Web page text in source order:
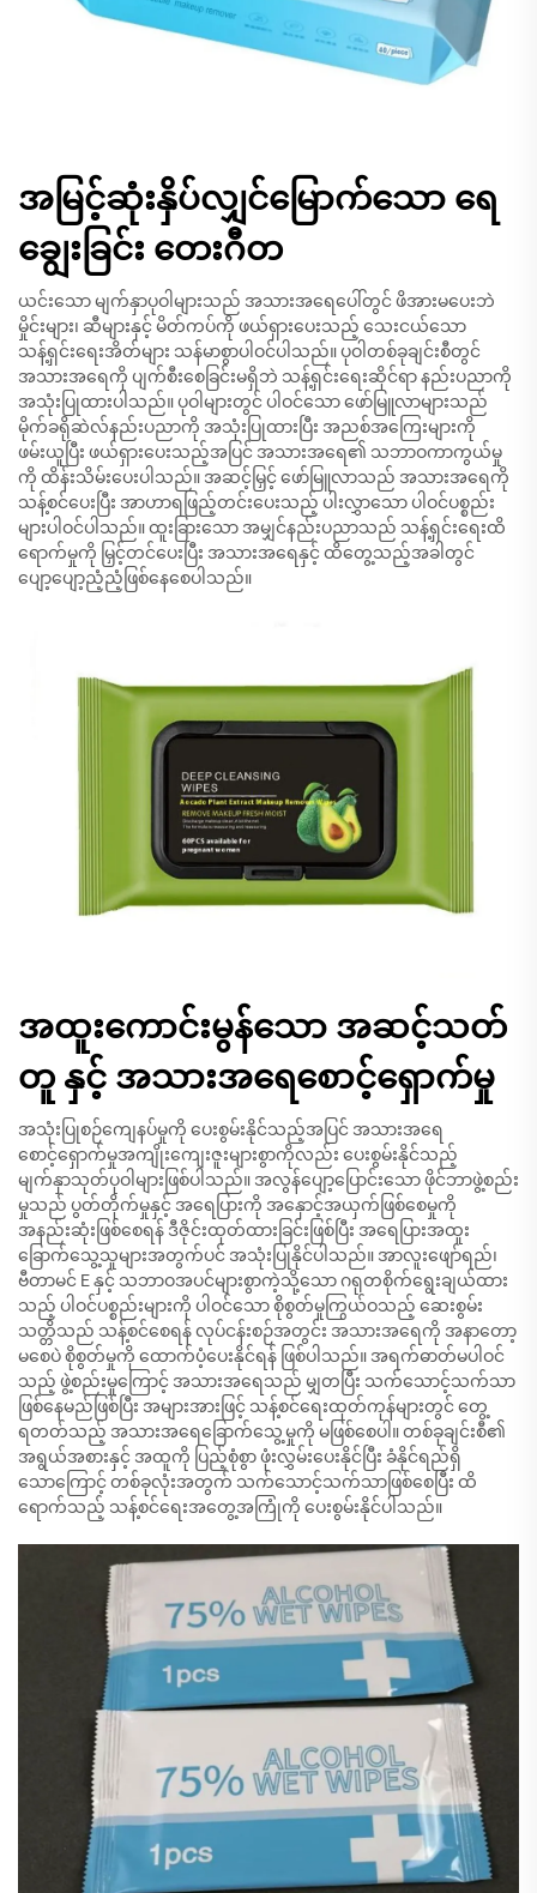
အမြင့်ဆုံးနှိပ်လျှင်မြောက်သော ရေ
ချွေးခြင်း တေးဂီတ
ယင်းသော မျက်နှာပုဝါများသည် အသားအရေပေါ်တွင် ဖိအားမပေးဘဲ
မှိုင်းများ၊ ဆီများနှင့် မိတ်ကပ်ကို ဖယ်ရှားပေးသည့် သေးငယ်သော
သန့်ရှင်းရေးအိတ်များ သန်မာစွာပါဝင်ပါသည်။ ပုဝါတစ်ခုချင်းစီတွင်
အသားအရေကို ပျက်စီးစေခြင်းမရှိဘဲ သန့်ရှင်းရေးဆိုင်ရာ နည်းပညာကို
အသုံးပြုထားပါသည်။ ပုဝါများတွင် ပါဝင်သော ဖော်မြူလာများသည်
မိုက်ခရိုဆဲလ်နည်းပညာကို အသုံးပြုထားပြီး အညစ်အကြေးများကို
ဖမ်းယူပြီး ဖယ်ရှားပေးသည့်အပြင် အသားအရေ၏ သဘာဝကာကွယ်မှု
ကို ထိန်းသိမ်းပေးပါသည်။ အဆင့်မြှင့် ဖော်မြူလာသည် အသားအရေကို
သန့်စင်ပေးပြီး အာဟာရဖြည့်တင်းပေးသည့် ပါးလွှာသော ပါဝင်ပစ္စည်း
များပါဝင်ပါသည်။ ထူးခြားသော အမျှင်နည်းပညာသည် သန့်ရှင်းရေးထိ
ရောက်မှုကို မြှင့်တင်ပေးပြီး အသားအရေနှင့် ထိတွေ့သည့်အခါတွင်
ပျော့ပျော့ညံ့ညံ့ဖြစ်နေစေပါသည်။
အထူးကောင်းမွန်သော အဆင့်သတ်
တူ နှင့် အသားအရေစောင့်ရှောက်မှု
အသုံးပြုစဉ်ကျေနပ်မှုကို ပေးစွမ်းနိုင်သည့်အပြင် အသားအရေ
စောင့်ရှောက်မှုအကျိုးကျေးဇူးများစွာကိုလည်း ပေးစွမ်းနိုင်သည့်
မျက်နှာသုတ်ပုဝါများဖြစ်ပါသည်။ အလွန်ပျော့ပြောင်းသော ဖိုင်ဘာဖွဲ့စည်း
မှုသည် ပွတ်တိုက်မှုနှင့် အရေပြားကို အနှောင့်အယှက်ဖြစ်စေမှုကို
အနည်းဆုံးဖြစ်စေရန် ဒီဇိုင်းထုတ်ထားခြင်းဖြစ်ပြီး အရေပြားအထူး
ခြောက်သွေ့သူများအတွက်ပင် အသုံးပြုနိုင်ပါသည်။ အာလူးဖျော်ရည်၊
ဗီတာမင် E နှင့် သဘာဝအပင်များစွာကဲ့သို့သော ဂရုတစိုက်ရွေးချယ်ထား
သည့် ပါဝင်ပစ္စည်းများကို ပါဝင်သော စိုစွတ်မှုကြွယ်ဝသည့် ဆေးစွမ်း
သတ္တိသည် သန့်စင်စေရန် လုပ်ငန်းစဉ်အတွင်း အသားအရေကို အနာတော့
မစေပဲ စိုစွတ်မှုကို ထောက်ပံ့ပေးနိုင်ရန် ဖြစ်ပါသည်။ အရက်ဓာတ်မပါဝင်
သည့် ဖွဲ့စည်းမှုကြောင့် အသားအရေသည် မျှတပြီး သက်သောင့်သက်သာ
ဖြစ်နေမည်ဖြစ်ပြီး အများအားဖြင့် သန့်စင်ရေးထုတ်ကုန်များတွင် တွေ့
ရတတ်သည့် အသားအရေခြောက်သွေ့မှုကို မဖြစ်စေပါ။ တစ်ခုချင်းစီ၏
အရွယ်အစားနှင့် အထူကို ပြည့်စုံစွာ ဖုံးလွှမ်းပေးနိုင်ပြီး ခံနိုင်ရည်ရှိ
သောကြောင့် တစ်ခုလုံးအတွက် သက်သောင့်သက်သာဖြစ်စေပြီး ထိ
ရောက်သည့် သန့်စင်ရေးအတွေ့အကြုံကို ပေးစွမ်းနိုင်ပါသည်။